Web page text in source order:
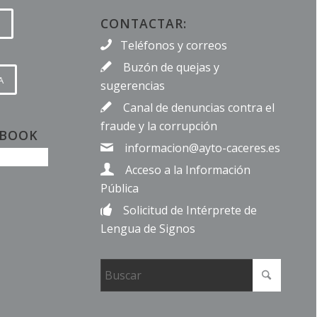
CONTACTAR:
Teléfonos y correos
Buzón de quejas y
sugerencias
Canal de denuncias contra el
fraude y la corrupción
informacion@ayto-caceres.es
Acceso a la Información
Pública
Solicitud de Intérprete de
Lengua de Signos